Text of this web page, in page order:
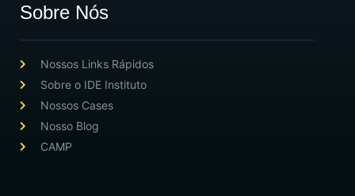
Sobre Nós
Nossos Links Rápidos
Sobre o IDE Instituto
Nossos Cases
Nosso Blog
CAMP